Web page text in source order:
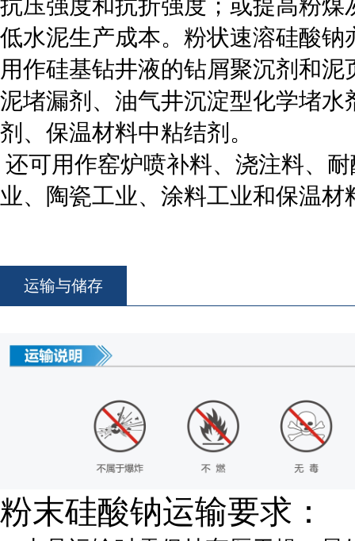
抗压强度和抗折强度；或提高粉
低水泥生产成本。粉状速溶硅酸
用作硅基钻井液的钻屑聚沉剂和
泥堵漏剂、油气井沉淀型化学堵
剂、保温材料中粘结剂。
还可用作窑炉喷补料、浇注料、
业、陶瓷工业、涂料工业和保温
运输与储存
粉末硅酸钠运输要求：